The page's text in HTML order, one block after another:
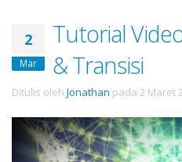
2
Mar
Tutorial
& Transisi
Ditulis oleh Jonathan pada 2 Maret